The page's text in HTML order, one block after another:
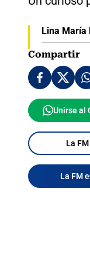
Lina María
Compartir
Unirse al
La
La FM